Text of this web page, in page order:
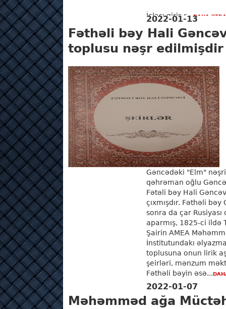
İclası giriş s...DAHA
2022-01-13
Fəthəli bəy Hali
toplusu nəşr edilmişdir
Gəncədəki "Elm"
qəhrəman oğlu Gəncə
Fətəli bəy Hali
çıxmışdır. Fəthəli
sonra da çar Rusiyası
aparmış, 1825-ci ildə
Şairin AMEA
İnstitutundakı
toplusuna onun lirik
şeirləri, mənzum
Fəthəli bəyin əsə...
2022-01-07
Məhəmməd ağa